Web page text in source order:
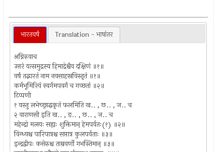
भारतवर्षं Translation - भाषांतर
अग्निरुवाच
उत्तरं यत्समुद्रस्य हिमाद्रेश्चैव दक्षिणं ॥१॥
वर्षं तद्भारतं नाम नवसाहस्रविस्तृतं ॥१॥
कर्मभूमिरियं स्वर्गमपवर्गं च गच्छतां ॥२॥
टिप्पणी
१ यस्तु लभेच्छ्राद्धकृतं फलमिति ख.. , छ.. , ज.. च
२ वाराणसी इति ख.. , ङ.. , छ.. , ज.. च
महेन्द्रो मलयः सह्यः शुक्तिमान् हेमपर्वतः(१) ॥२॥
विन्ध्यश्च पारिपात्रश्च सप्तात्र कुलपर्वताः ॥३॥
इन्द्रद्वीपः कसेरुश्च ताम्रवर्णो गभस्तिमान् ॥३॥